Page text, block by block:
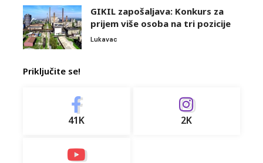
GIKIL zapošaljava: Konkurs za
prijem više osoba na tri pozicije
Lukavac
Priključite se!
41K 2K